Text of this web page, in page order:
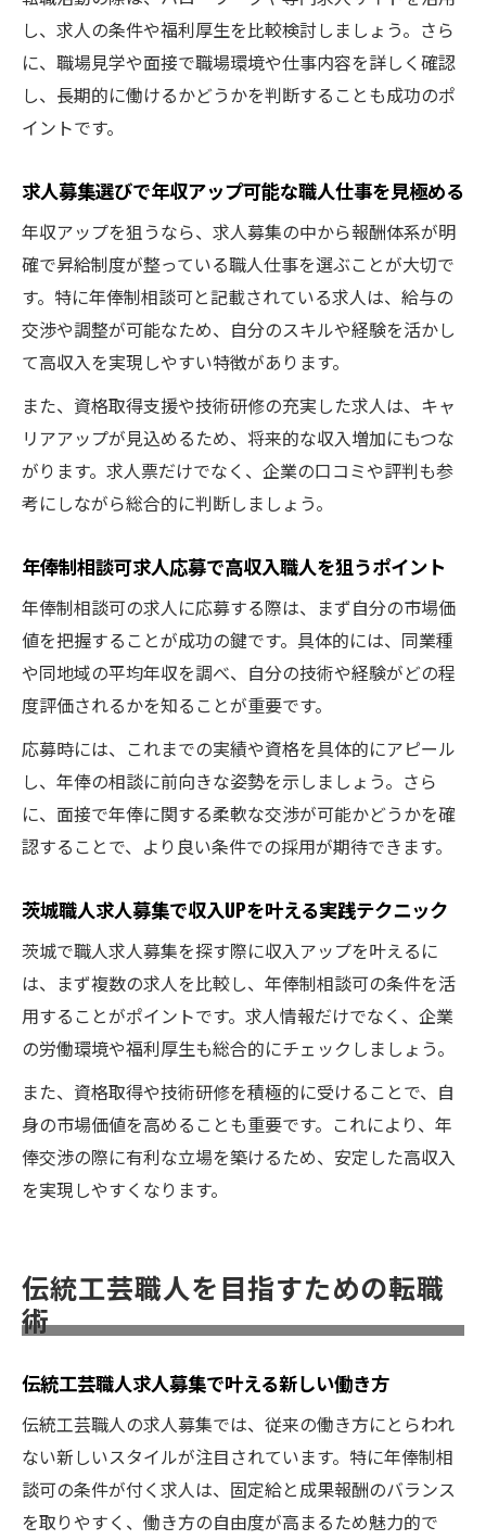
し、求人の条件や福利厚生を比較検討しましょう。さら
に、職場見学や面接で職場環境や仕事内容を詳しく確認
し、長期的に働けるかどうかを判断することも成功のポ
イントです。
求人募集選びで年収アップ可能な職人仕事を見極める
年収アップを狙うなら、求人募集の中から報酬体系が明
確で昇給制度が整っている職人仕事を選ぶことが大切で
す。特に年俸制相談可と記載されている求人は、給与の
交渉や調整が可能なため、自分のスキルや経験を活かし
て高収入を実現しやすい特徴があります。
また、資格取得支援や技術研修の充実した求人は、キャ
リアアップが見込めるため、将来的な収入増加にもつな
がります。求人票だけでなく、企業の口コミや評判も参
考にしながら総合的に判断しましょう。
年俸制相談可求人応募で高収入職人を狙うポイント
年俸制相談可の求人に応募する際は、まず自分の市場価
値を把握することが成功の鍵です。具体的には、同業種
や同地域の平均年収を調べ、自分の技術や経験がどの程
度評価されるかを知ることが重要です。
応募時には、これまでの実績や資格を具体的にアピール
し、年俸の相談に前向きな姿勢を示しましょう。さら
に、面接で年俸に関する柔軟な交渉が可能かどうかを確
認することで、より良い条件での採用が期待できます。
茨城職人求人募集で収入UPを叶える実践テクニック
茨城で職人求人募集を探す際に収入アップを叶えるに
は、まず複数の求人を比較し、年俸制相談可の条件を活
用することがポイントです。求人情報だけでなく、企業
の労働環境や福利厚生も総合的にチェックしましょう。
また、資格取得や技術研修を積極的に受けることで、自
身の市場価値を高めることも重要です。これにより、年
俸交渉の際に有利な立場を築けるため、安定した高収入
を実現しやすくなります。
伝統工芸職人を目指すための転職
術
伝統工芸職人求人募集で叶える新しい働き方
伝統工芸職人の求人募集では、従来の働き方にとらわれ
ない新しいスタイルが注目されています。特に年俸制相
談可の条件が付く求人は、固定給と成果報酬のバランス
を取りやすく、働き方の自由度が高まるため魅力的で